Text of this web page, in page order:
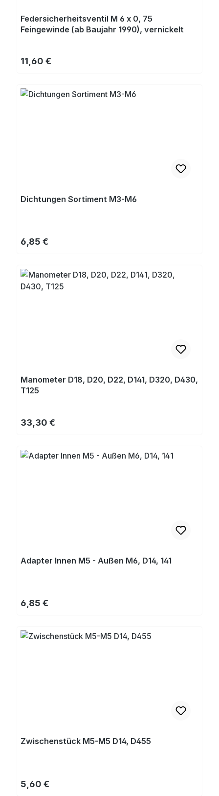
Federsicherheitsventil M 6 x 0, 75
Feingewinde (ab Baujahr 1990), vernickelt
Regulärer Preis:
11,60 €
Dichtungen Sortiment M3-M6
Regulärer Preis:
6,85 €
Manometer D18, D20, D22, D141, D320, D430,
T125
Regulärer Preis:
33,30 €
Adapter Innen M5 - Außen M6, D14, 141
Regulärer Preis:
6,85 €
Zwischenstück M5-M5 D14, D455
Regulärer Preis:
5,60 €